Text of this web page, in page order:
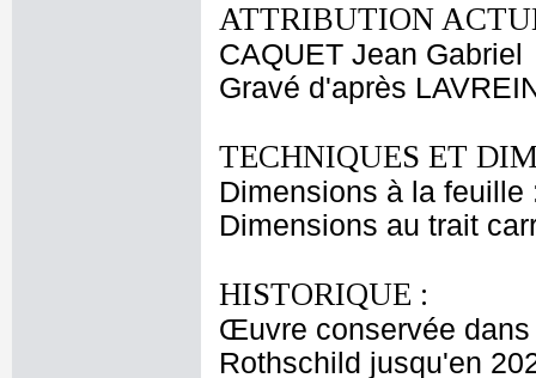
ATTRIBUTION
CAQUET Jean Gabriel
Gravé d'après
TECHNIQUES ET
Dimensions à la
Dimensions au trait
HISTORIQUE :
Œuvre conservée dans
Rothschild jusqu'en